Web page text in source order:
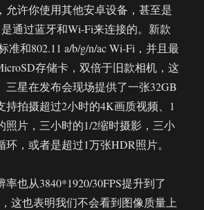
允许你使用其他安卓设备，甚至是
通过蓝牙和Wi-Fi来连接的。新款
准和802.11 a/b/g/n/ac Wi-Fi，并且最
存储卡，双倍于旧款相机，这
三星在发布会现场提供了一张32GB
持拍摄超过2小时的4K画质视频、1
照片，三小时的1/2缩时摄影，三小
，或者是超过1万张HDR照片。
也从3840*1920/30FPS提升到了
，这也表明我们不会看到图像质量上